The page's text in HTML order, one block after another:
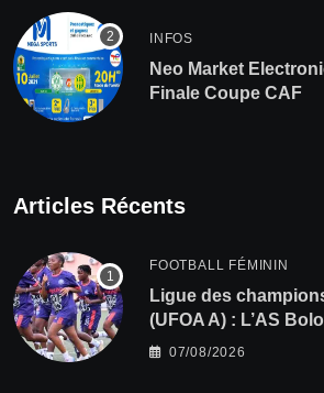
INFOS
Neo Market
Finale Coupe CAF
Articles Récents
FOOTBALL FÉMININ
Ligue des
(UFOA A) : L’AS
conquête de
07/08/2026